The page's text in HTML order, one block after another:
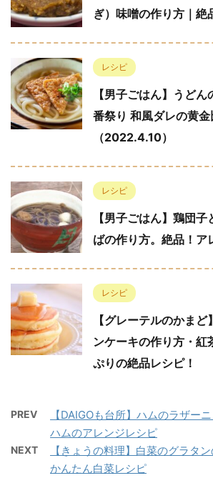
ぎ）味噌の作り方｜絶
レシピ
【男子ごはん】うど
番祭り 和風ダレの黄金
（2022.4.10）
レシピ
【男子ごはん】鶏団
ばの作り方。絶品！ア
レシピ
【グレーテルのかま
ンケーキの作り方・紅
ぷりの絶品レシピ！
PREV
【DAIGOも台所】ハムのラザー
ハムのアレンジレシピ
NEXT
【きょうの料理】白菜のグラタ
かんたん白菜レシピ